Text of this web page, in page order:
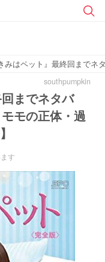
みはペット』最終回まで
southpumpkin
までネタバ
モの正体・過
す